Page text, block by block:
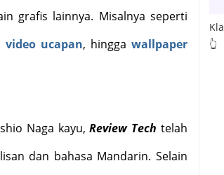
grafis lainnya. Misalnya seperti
video ucapan, hingga wallpaper
Naga kayu,Review Tech telah
dan bahasa Mandarin. Selain
👆